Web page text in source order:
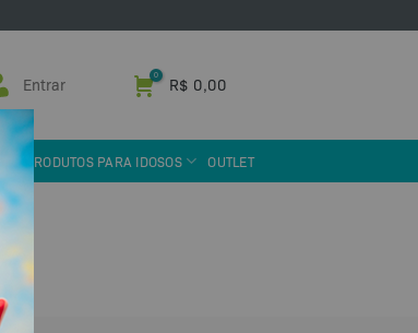
Entrar R$ 0,00
PRODUTOS PARA IDOSOS OUTLET